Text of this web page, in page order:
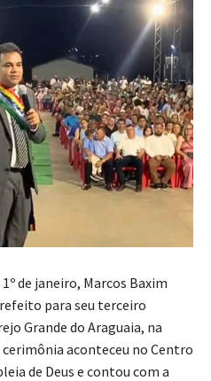
de janeiro, Marcos Baxim
para seu terceiro
Grande do Araguaia, na
cerimônia aconteceu no Centro
de Deus e contou com a